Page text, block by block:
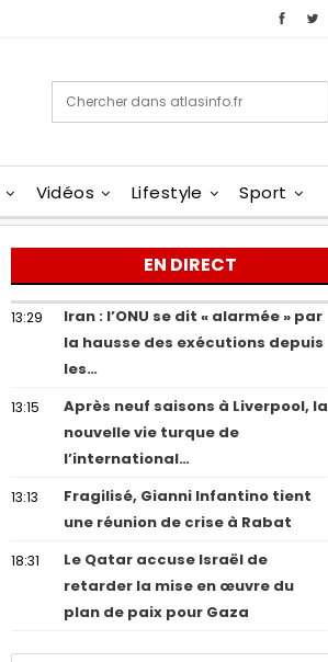
Vidéos Lifestyle Sport
EN DIRECT
13:29
Iran : l’ONU se dit « alarmée » par
la hausse des exécutions depuis
les…
13:15
Après neuf saisons à Liverpool, la
nouvelle vie turque de
l’international…
13:13
Fragilisé, Gianni Infantino tient
une réunion de crise à Rabat
18:31
Le Qatar accuse Israël de
retarder la mise en œuvre du
plan de paix pour Gaza